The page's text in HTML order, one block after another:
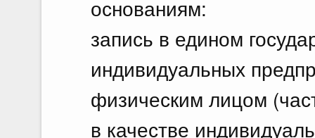
основаниям:
запись в едином
индивидуальных
физическим лицом
в качестве